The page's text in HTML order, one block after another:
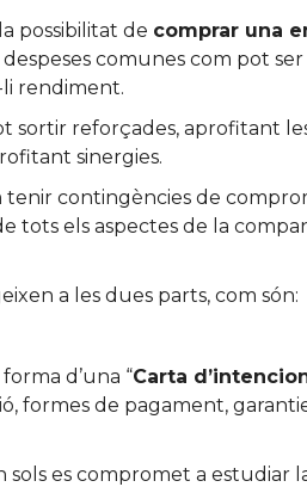
possibilitat de comprar una
comunes com pot
rendiment.
sortir reforçades, aprofitant
sinergies.
contingències de
tots els aspectes de la
a les dues parts, com són:
d’una “Carta
formes de pagament,
es compromet a estudiar